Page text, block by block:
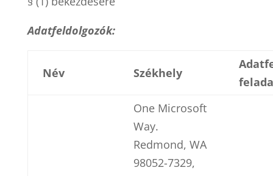
Adatfeldolgozók:
Név Székhely
One Microsoft
Way.
Redmond, WA
98052-7329,